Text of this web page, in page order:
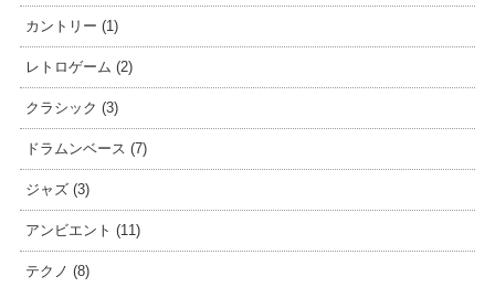
カントリー (1)
レトロゲーム (2)
クラシック (3)
ドラムンベース (7)
ジャズ (3)
アンビエント (11)
テクノ (8)